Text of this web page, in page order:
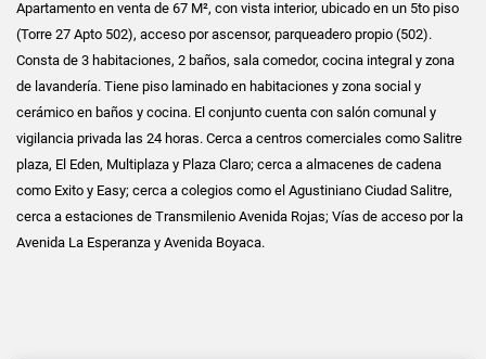
Apartamento en venta de 67 M², con vista interior, ubicado en un 5to piso
(Torre 27 Apto 502), acceso por ascensor, parqueadero propio (502).
Consta de 3 habitaciones, 2 baños, sala comedor, cocina integral y zona
de lavandería. Tiene piso laminado en habitaciones y zona social y
cerámico en baños y cocina. El conjunto cuenta con salón comunal y
vigilancia privada las 24 horas. Cerca a centros comerciales como Salitre
plaza, El Eden, Multiplaza y Plaza Claro; cerca a almacenes de cadena
como Exito y Easy; cerca a colegios como el Agustiniano Ciudad Salitre,
cerca a estaciones de Transmilenio Avenida Rojas; Vías de acceso por la
Avenida La Esperanza y Avenida Boyaca.